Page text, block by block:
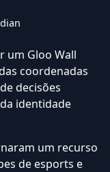
um Gloo Wall
coordenadas
decisões
identidade
um recurso
de esports e